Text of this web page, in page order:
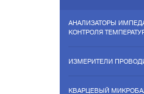
АНАЛИЗАТОРЫ
КОНТРОЛЯ
ИЗМЕРИТЕЛИ
КВАРЦЕВЫЙ